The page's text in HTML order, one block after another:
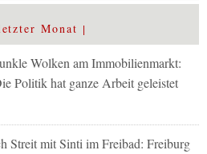
Monat
Wolken am Immobilienmarkt:
Politik hat ganze Arbeit geleistet
Streit mit Sinti im Freibad: Freiburg